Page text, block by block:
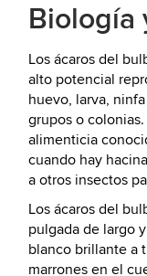
Biología
Los ácaros del
alto potencial
huevo, larva,
grupos o
alimenticia
cuando hay
a otros insectos
Los ácaros del
pulgada de largo
blanco brillante a
marrones en el